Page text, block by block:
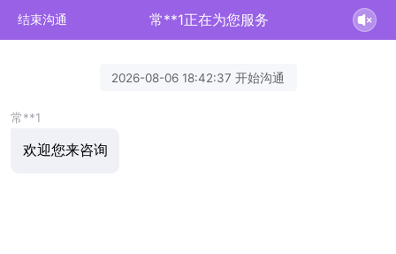
结束沟通 常**1正在为您服务
2026-08-06 18:42:37 开始沟通
常**1
欢迎您来咨询